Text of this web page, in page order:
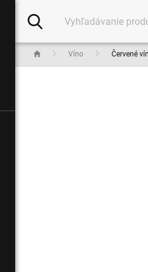
Víno Červené